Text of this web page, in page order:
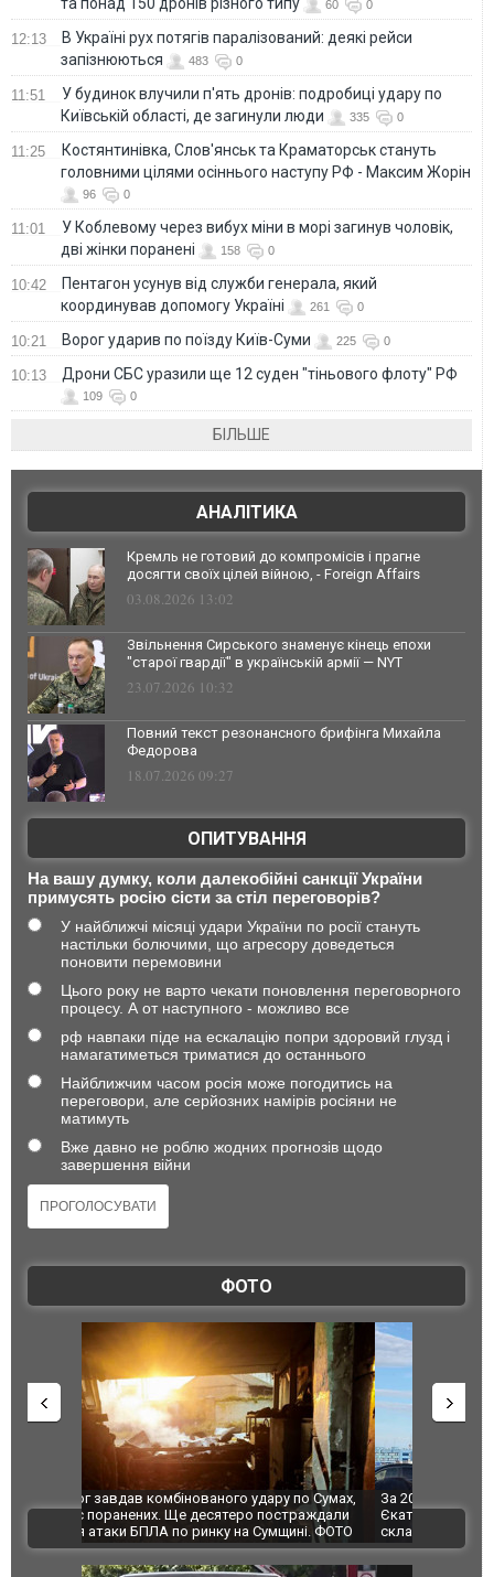
60 0
12:13
В Україні рух потягів паралізований: деякі рейси
запізнюються
483 0
11:51
У будинок влучили п'ять дронів: подробиці удару по
Київській області, де загинули люди
335 0
11:25
Костянтинівка, Слов'янськ та Краматорськ стануть
головними цілями осіннього наступу РФ - Максим Жорін
96 0
11:01
У Коблевому через вибух міни в морі загинув чоловік,
дві жінки поранені
158 0
10:42
Пентагон усунув від служби генерала, який
координував допомогу Україні
261 0
10:21 Ворог ударив по поїзду Київ-Суми 225 0
10:13 Дрони СБС уразили ще 12 суден "тіньового флоту" РФ
109 0
БІЛЬШЕ
АНАЛІТИКА
Кремль не готовий до компромісів і прагне
досягти своїх цілей війною, - Foreign Affairs
03.08.2026 13:02
Звільнення Сирського знаменує кінець епохи
"старої гвардії" в українській армії — NYT
23.07.2026 10:32
Повний текст резонансного брифінга Михайла
Федорова
18.07.2026 09:27
ОПИТУВАННЯ
На вашу думку, коли далекобійні санкції України
примусять росію сісти за стіл переговорів?
У найближчі місяці удари України по росії стануть
настільки болючими, що агресору доведеться
поновити перемовини
Цього року не варто чекати поновлення переговорного
процесу. А от наступного - можливо все
рф навпаки піде на ескалацію попри здоровий глузд і
намагатиметься триматися до останнього
Найближчим часом росія може погодитись на
переговори, але серйозних намірів росіяни не
матимуть
Вже давно не роблю жодних прогнозів щодо
завершення війни
ФОТО
За 2000 кілометрів від кордону з Україною: в
Єкатеринбурзі після атаки дронів загорівся
склад Wildberries. ФОТО. ВІДЕО
"Мої
ВІДЕО